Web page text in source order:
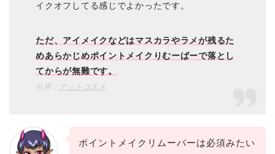
イクオフしてる感じでよかったです。
ただ、アイメイクなどはマスカラやラメが残るた
めあらかじめポイントメイクりむーばーで落とし
てからが無難です。
引用： アットコスメ
ポイントメイクリムーバーは必須みたい